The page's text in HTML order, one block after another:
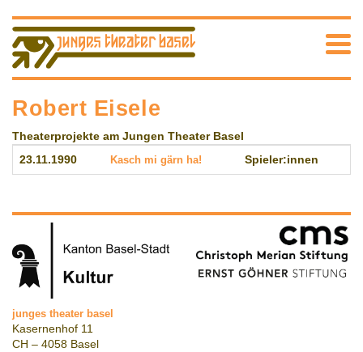
Robert Eisele
Theaterprojekte am Jungen Theater Basel
23.11.1990 Kasch mi gärn ha! Spieler:innen
junges theater basel
Kasernenhof 11
CH – 4058 Basel